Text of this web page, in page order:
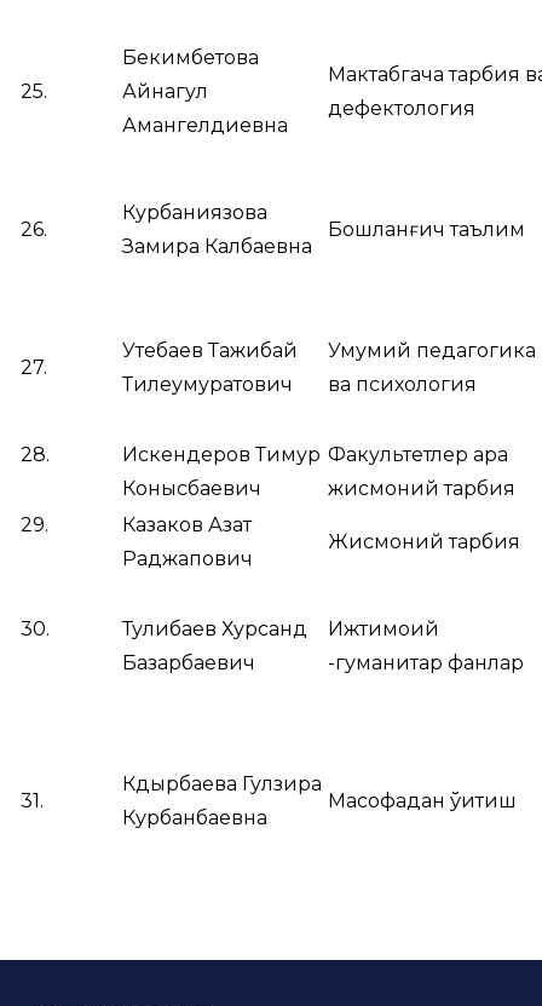
25.
Бекимбетова
Айнагул
Амангелдиевна
Мактабгача тарбия
дефектология
26.
Курбаниязова
Замира Калбаевна
Бошланғич таълим
27.
Утебаев Тажибай
Тилеумуратович
Умумий педагогика
ва психология
28.
Искендеров Тимур
Конысбаевич
Факультетлер ара
жисмоний тарбия
29.
Казаков Азат
Раджапович
Жисмоний тарбия
30.
Тулибаев Хурсанд
Базарбаевич
Ижтимоий
-гуманитар фанлар
31.
Кдырбаева Гулзира
Курбанбаевна
Масофадан ўқитиш